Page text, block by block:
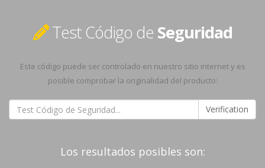
Test Código de Seguridad
Este código puede ser controlado en nuestro sitio internet y es
posible comprobar la originalidad del producto:
Verification
Los resultados posibles son: